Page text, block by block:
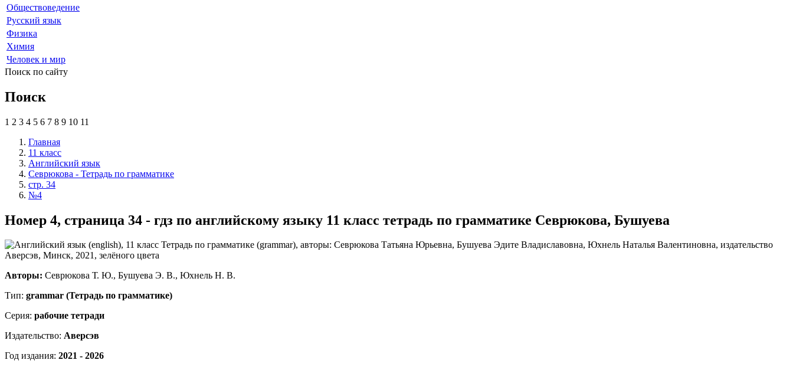
Обществоведение
Русский язык
Физика
Химия
Человек и мир
Поиск по сайту
Поиск
1 2 3 4 5 6 7 8 9 10 11
Главная
11 класс
Английский язык
Севрюкова - Тетрадь по грамматике
стр. 34
№4
Номер 4, страница 34 - гдз по английскому языку 11 класс тетрадь по грамматике Севрюкова, Бушуева
Авторы: Севрюкова Т. Ю., Бушуева Э. В., Юхнель Н. В.
Тип: grammar (Тетрадь по грамматике)
Серия: рабочие тетради
Издательство: Аверсэв
Год издания: 2021 - 2026